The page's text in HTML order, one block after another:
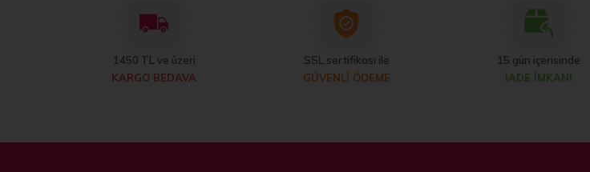
1450 TL ve üzeri
KARGO BEDAVA
SSL sertifikası ile
GÜVENLİ ÖDEME
15 gün içerisinde
İADE İMKANI